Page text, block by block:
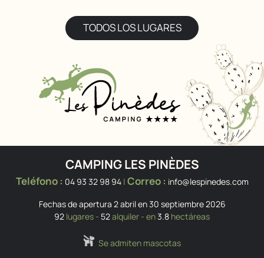
TODOS LOS LUGARES
CAMPING LES PINÈDES
Teléfono : 04 93 32 98 94| Correo : info@lespinedes.com
Fechas de apertura 2 abril en 30 septiembre 2026
92 lugares - 52alquiler - en3.8 hectáreas
Se admiten mascotas